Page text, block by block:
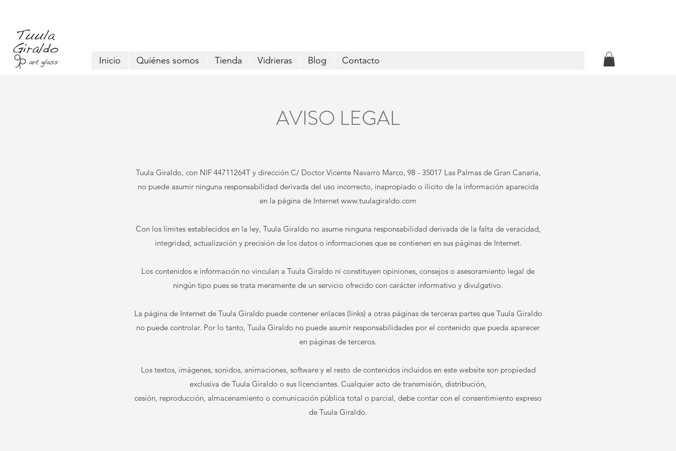
Inicio Quiénes somos Tienda Vidrieras Blog Contacto
AVISO LEGAL
Tuula Giraldo, con NIF 44711264T y dirección C/ Doctor Vicente Navarro Marco, 98 - 35017 Las Palmas de Gran Canaria,
no puede asumir ninguna responsabilidad derivada del uso incorrecto, inapropiado o ilícito de la información aparecida
en la página de Internet www.tuulagiraldo.com
Con los límites establecidos en la ley, Tuula Giraldo no asume ninguna responsabilidad derivada de la falta de veracidad,
integridad, actualización y precisión de los datos o informaciones que se contienen en sus páginas de Internet.
Los contenidos e información no vinculan a Tuula Giraldo ni constituyen opiniones, consejos o asesoramiento legal de
ningún tipo pues se trata meramente de un servicio ofrecido con carácter informativo y divulgativo.
La página de Internet de Tuula Giraldo puede contener enlaces (links) a otras páginas de terceras partes que Tuula Giraldo
no puede controlar. Por lo tanto, Tuula Giraldo no puede asumir responsabilidades por el contenido que pueda aparecer
en páginas de terceros.
Los textos, imágenes, sonidos, animaciones, software y el resto de contenidos incluidos en este website son propiedad
exclusiva de Tuula Giraldo o sus licenciantes. Cualquier acto de transmisión, distribución,
cesión, reproducción, almacenamiento o comunicación pública total o parcial, debe contar con el consentimiento expreso
de Tuula Giraldo.